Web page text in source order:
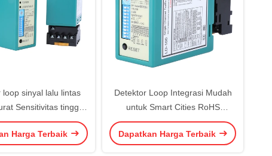
loop sinyal lalu lintas
Sensitivitas tinggi
Relay Output
Relay
Harga Terbaik
Detektor Loop Integrasi Mudah
untuk Smart Cities RoHS
Compliant Paket Ukuran 136 * 86
* 52 mm Jangkauan berputar
Dapatkan Harga Terbaik